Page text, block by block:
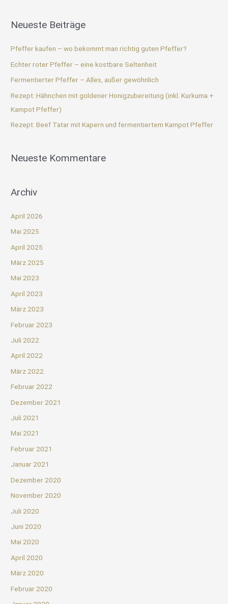
h
a
c
h
:
Neueste Beiträge
Pfeffer kaufen – wo bekommt man richtig guten Pfeffer?
Echter roter Pfeffer – eine kostbare Seltenheit
Fermentierter Pfeffer – Alles, außer gewöhnlich
Rezept: Hähnchen mit goldener Honigzubereitung (inkl. Kurkuma +
Kampot Pfeffer)
Rezept: Beef Tatar mit Kapern und fermentiertem Kampot Pfeffer
Neueste Kommentare
Archiv
April 2026
Mai 2025
April 2025
März 2025
Mai 2023
April 2023
März 2023
Februar 2023
Juli 2022
April 2022
März 2022
Februar 2022
Dezember 2021
Juli 2021
Mai 2021
Februar 2021
Januar 2021
Dezember 2020
November 2020
Juli 2020
Juni 2020
Mai 2020
April 2020
März 2020
Februar 2020